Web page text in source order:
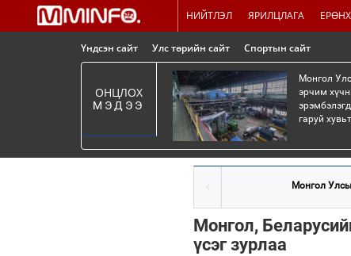
НИЙТЛЭЛ ЯРИЛЦЛАГА
Үндсэн сайт Улс төрийн сайт Спортын сайт
ОНЦЛОХ
МЭДЭЭ
Монгол
эрчим
гаруй
Монгол
Монгол,
үсэг зурлаа